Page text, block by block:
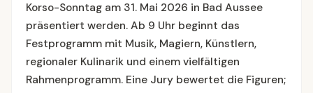
Korso-Sonntag am 31. Mai 2026 in Bad Aussee
präsentiert werden. Ab 9 Uhr beginnt das
Festprogramm mit Musik, Magiern, Künstlern,
regionaler Kulinarik und einem vielfältigen
Rahmenprogramm. Eine Jury bewertet die Figuren;